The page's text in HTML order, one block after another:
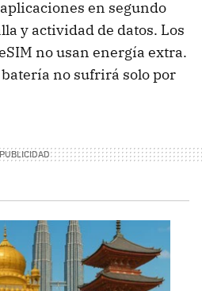
en segundo
y actividad de datos. Los
no usan energía extra.
no sufrirá solo por